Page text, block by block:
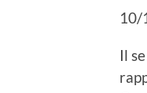
10/
Il